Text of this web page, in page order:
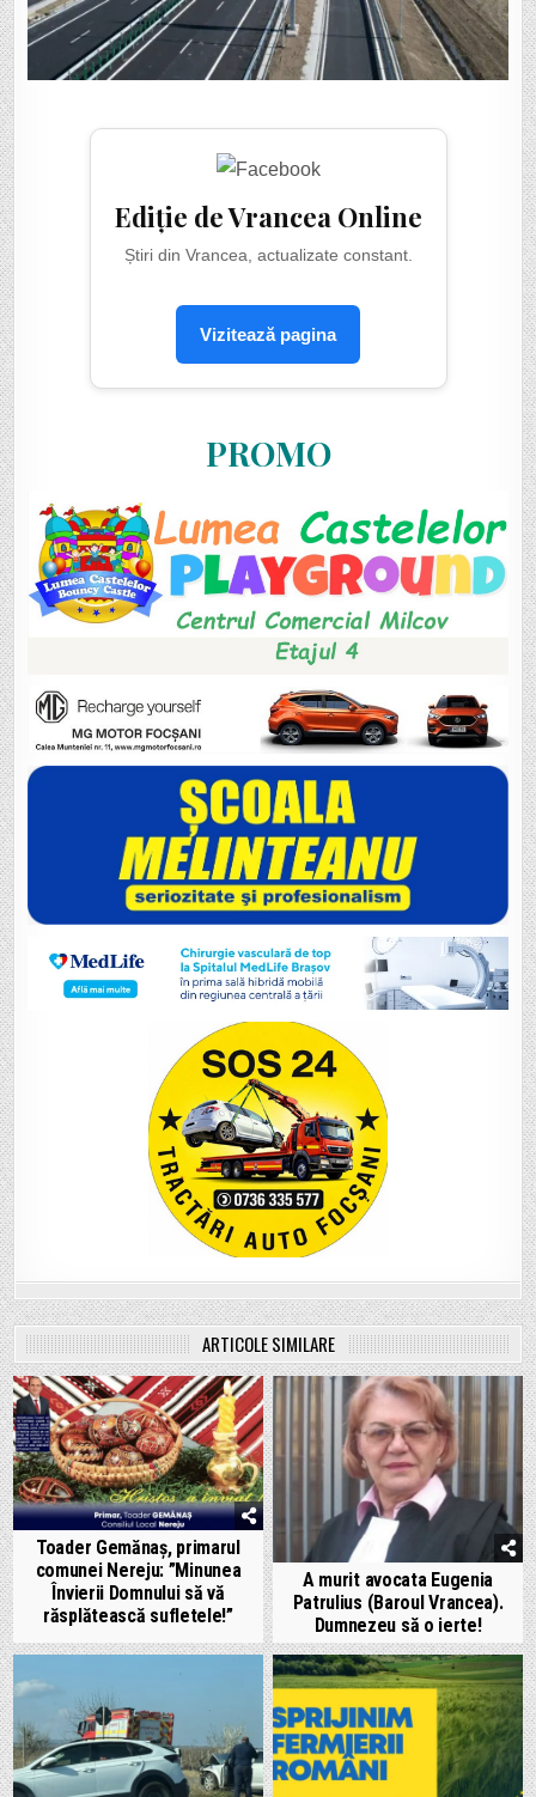
Ediție de Vrancea Online
Știri din Vrancea, actualizate constant.
Vizitează pagina
PROMO
ARTICOLE SIMILARE
Toader Gemănaș, primarul
comunei Nereju: ”Minunea
Învierii Domnului să vă
răsplătească sufletele!”
A murit avocata Eugenia
Patrulius (Baroul Vrancea).
Dumnezeu să o ierte!